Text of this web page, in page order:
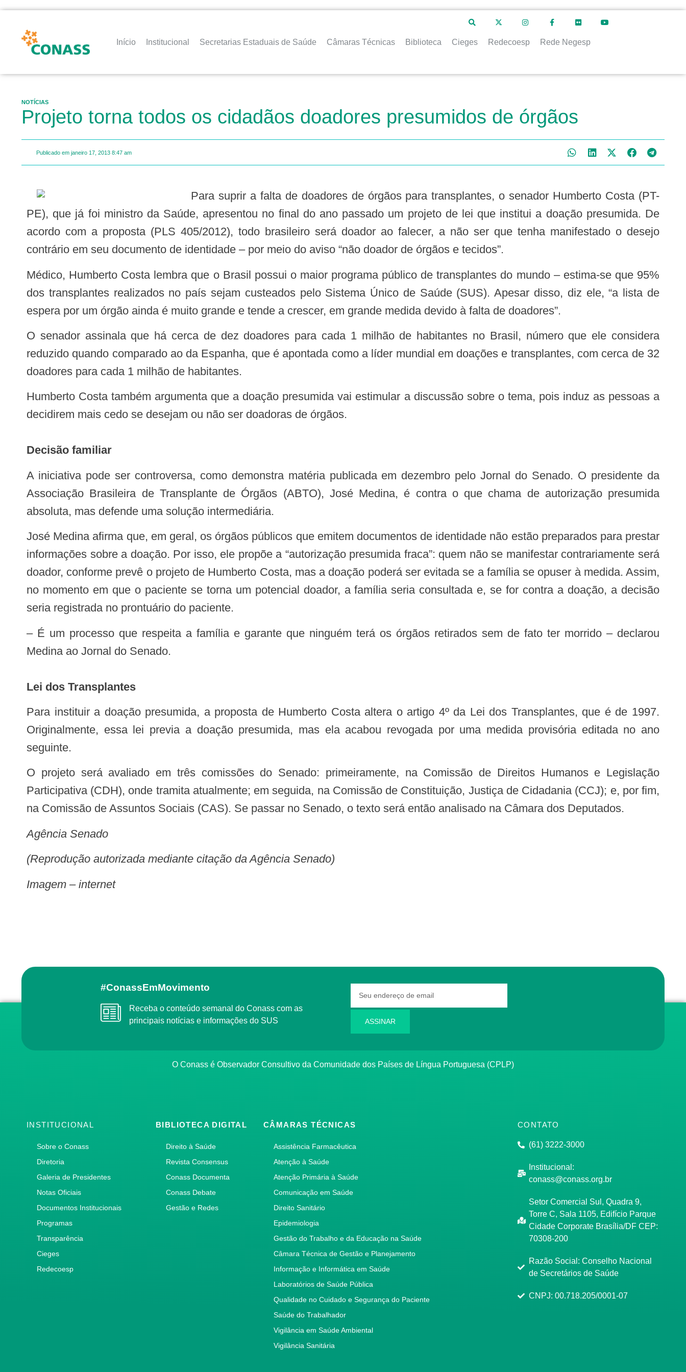
Início Institucional Secretarias Estaduais de Saúde Câmaras Técnicas Biblioteca Cieges Redecoesp Rede Negesp
NOTÍCIAS
Projeto torna todos os cidadãos doadores presumidos de órgãos
Publicado em janeiro 17, 2013 8:47 am
Para suprir a falta de doadores de órgãos para transplantes, o senador Humberto Costa (PT-
PE), que já foi ministro da Saúde, apresentou no final do ano passado um projeto de lei que institui a doação presumida. De
acordo com a proposta (PLS 405/2012), todo brasileiro será doador ao falecer, a não ser que tenha manifestado o desejo
contrário em seu documento de identidade – por meio do aviso “não doador de órgãos e tecidos”.
Médico, Humberto Costa lembra que o Brasil possui o maior programa público de transplantes do mundo – estima-se que 95%
dos transplantes realizados no país sejam custeados pelo Sistema Único de Saúde (SUS). Apesar disso, diz ele, “a lista de
espera por um órgão ainda é muito grande e tende a crescer, em grande medida devido à falta de doadores”.
O senador assinala que há cerca de dez doadores para cada 1 milhão de habitantes no Brasil, número que ele considera
reduzido quando comparado ao da Espanha, que é apontada como a líder mundial em doações e transplantes, com cerca de 32
doadores para cada 1 milhão de habitantes.
Humberto Costa também argumenta que a doação presumida vai estimular a discussão sobre o tema, pois induz as pessoas a
decidirem mais cedo se desejam ou não ser doadoras de órgãos.
Decisão familiar
A iniciativa pode ser controversa, como demonstra matéria publicada em dezembro pelo Jornal do Senado. O presidente da
Associação Brasileira de Transplante de Órgãos (ABTO), José Medina, é contra o que chama de autorização presumida
absoluta, mas defende uma solução intermediária.
José Medina afirma que, em geral, os órgãos públicos que emitem documentos de identidade não estão preparados para prestar
informações sobre a doação. Por isso, ele propõe a “autorização presumida fraca”: quem não se manifestar contrariamente será
doador, conforme prevê o projeto de Humberto Costa, mas a doação poderá ser evitada se a família se opuser à medida. Assim,
no momento em que o paciente se torna um potencial doador, a família seria consultada e, se for contra a doação, a decisão
seria registrada no prontuário do paciente.
– É um processo que respeita a família e garante que ninguém terá os órgãos retirados sem de fato ter morrido – declarou
Medina ao Jornal do Senado.
Lei dos Transplantes
Para instituir a doação presumida, a proposta de Humberto Costa altera o artigo 4º da Lei dos Transplantes, que é de 1997.
Originalmente, essa lei previa a doação presumida, mas ela acabou revogada por uma medida provisória editada no ano
seguinte.
O projeto será avaliado em três comissões do Senado: primeiramente, na Comissão de Direitos Humanos e Legislação
Participativa (CDH), onde tramita atualmente; em seguida, na Comissão de Constituição, Justiça de Cidadania (CCJ); e, por fim,
na Comissão de Assuntos Sociais (CAS). Se passar no Senado, o texto será então analisado na Câmara dos Deputados.
Agência Senado
(Reprodução autorizada mediante citação da Agência Senado)
Imagem – internet
#ConassEmMovimento
Receba o conteúdo semanal do Conass com as
principais notícias e informações do SUS
ASSINAR
O Conass é Observador Consultivo da Comunidade dos Países de Língua Portuguesa (CPLP)
INSTITUCIONAL
Sobre o Conass
Diretoria
Galeria de Presidentes
Notas Oficiais
Documentos Institucionais
Programas
Transparência
Cieges
Redecoesp
BIBLIOTECA DIGITAL
Direito à Saúde
Revista Consensus
Conass Documenta
Conass Debate
Gestão e Redes
CÂMARAS TÉCNICAS
Assistência Farmacêutica
Atenção à Saúde
Atenção Primária à Saúde
Comunicação em Saúde
Direito Sanitário
Epidemiologia
Gestão do Trabalho e da Educação na Saúde
Câmara Técnica de Gestão e Planejamento
Informação e Informática em Saúde
Laboratórios de Saúde Pública
Qualidade no Cuidado e Segurança do Paciente
Saúde do Trabalhador
Vigilância em Saúde Ambiental
Vigilância Sanitária
CONTATO
(61) 3222-3000
Institucional:
conass@conass.org.br
Setor Comercial Sul, Quadra 9,
Torre C, Sala 1105, Edifício Parque
Cidade Corporate Brasília/DF CEP:
70308-200
Razão Social: Conselho Nacional
de Secretários de Saúde
CNPJ: 00.718.205/0001-07